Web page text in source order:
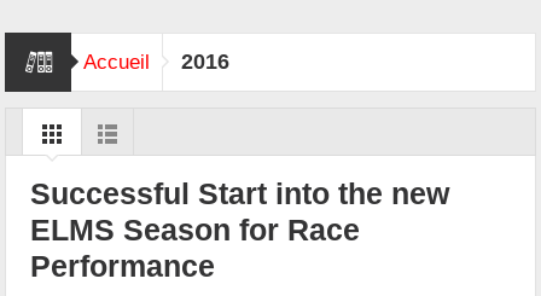
Accueil 2016
Successful Start into the new
ELMS Season for Race
Performance